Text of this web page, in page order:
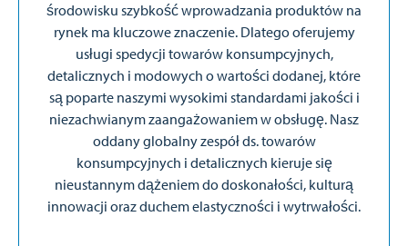
środowisku szybkość wprowadzania produktów na
rynek ma kluczowe znaczenie. Dlatego oferujemy
usługi spedycji towarów konsumpcyjnych,
detalicznych i modowych o wartości dodanej, które
są poparte naszymi wysokimi standardami jakości i
niezachwianym zaangażowaniem w obsługę. Nasz
oddany globalny zespół ds. towarów
konsumpcyjnych i detalicznych kieruje się
nieustannym dążeniem do doskonałości, kulturą
innowacji oraz duchem elastyczności i wytrwałości.